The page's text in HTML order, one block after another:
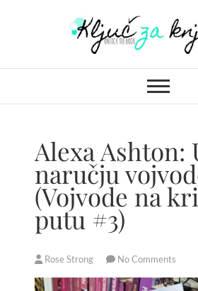
Ključ za
Alexa Ashton:
naručju
(Vojvode na
putu #3)
Rose Strong No Comments